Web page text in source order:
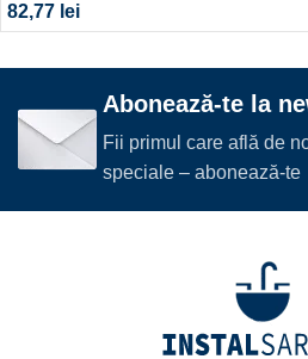
82,77 lei
Abonează-te la
Fii primul care află de
speciale – abonează-te